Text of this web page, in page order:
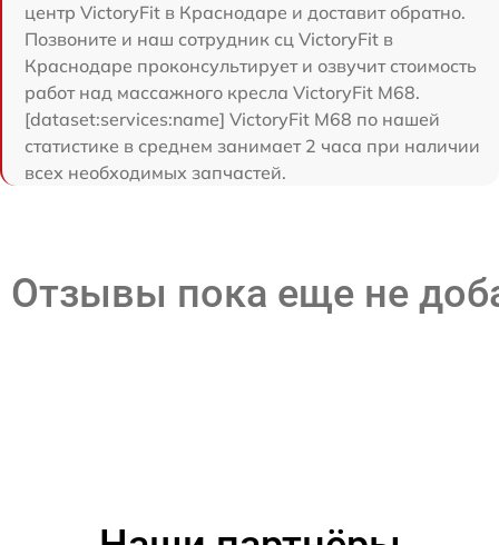
центр VictoryFit в Краснодаре и доставит обратно.
Позвоните и наш сотрудник сц VictoryFit в
Краснодаре проконсультирует и озвучит стоимость
работ над массажного кресла VictoryFit M68.
[dataset:services:name] VictoryFit M68 по нашей
статистике в среднем занимает 2 часа при наличии
всех необходимых запчастей.
Отзывы пока еще не